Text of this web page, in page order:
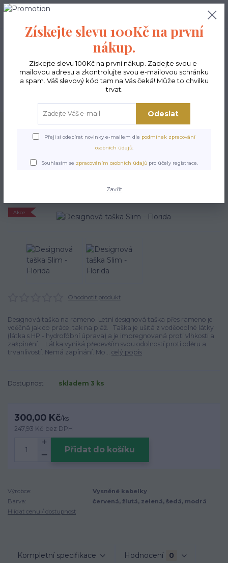
0,00 Kč
Kabelky ekologické Kabelky střední
Designová taška Slim -
Akce
Ohodnotit produkt
Designová taška na rameno. Letní designová taška přes rameno je
vděčná jak do práce, tak na pláž. Taška je ušitá z voděodolné látky
(látka s HP - hydrofóbní úprava) a je impregnovaná proti vlhkosti a
zašpinění. Látka vyniká především svou odolností proti oděru a
trvanlivostí. Nemá zapínání. Mo... celý popis
Dostupnost skladem 3 ks
300,00 Kč/ks
247,93 Kč bez DPH
Přidat do košíku
Výrobce:
Vysněné kabelky
Barva:
červená, žlutá, zelená, šedá, modrá
Hlídat cenu / dostupnost
Kompletní specifikace Hodnocení 0
Získejte slevu 100Kč na první
nákup.
Získejte slevu 100Kč na první nákup. Zadejte svou e-
mailovou adresu a zkontrolujte svou e-mailovou schránku
a spam. Váš slevový kód tam na Vás čeká! Může to chvilku
trvat.
Odeslat
Přeji si odebírat novinky e-mailem dle podmínek zpracování
osobních údajů.
Souhlasím se zpracováním osobních údajů pro účely registrace.
Zavřít